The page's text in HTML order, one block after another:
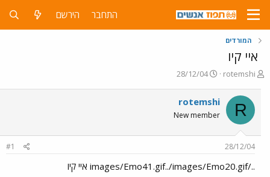
התחבר הירשם
המורדים
איי קיו
פ
ח
ה
ו
ש
rotemshi
פ
ס
ם
ת
י
28/12/04
R
rotemshi
New member
28/12/04
#1
../images/Emo41.gif../images/Emo20.gif איי קיו